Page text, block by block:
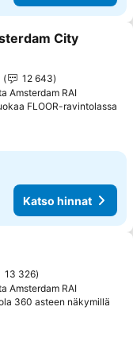
City
12 643
Amsterdam RAI
FLOOR-ravintolassa
Katso hinnat
13 326
Amsterdam RAI
360 asteen näkymillä